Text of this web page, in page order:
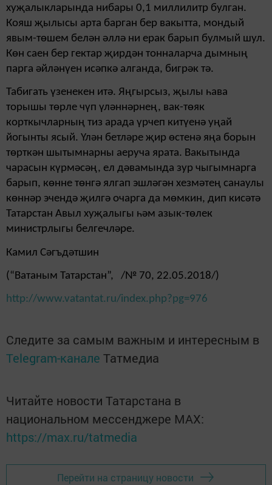
хуҗалык­ларында нибары 0,1 миллилитр булган.
Кояш җы­лысы арта барган бер вакытта, мондый
явым-төшем бе­лән әллә ни ерак барып булмый шул.
Көн саен бер гектар җирдән тонналарча дымның
парга әйләнүен исәпкә ал­ганда, бигрәк тә.
Табигать үзенекен итә. Яңгырсыз, җылы һава
торышы төрле чүп үләннәрнең, вак-төяк
корткычларның тиз арада үрчеп китүенә уңай
йогынты ясый. Үлән бетләре җир өстенә яңа борын
төрткән шытымнарны аеруча ярата. Вакытында
чарасын күрмәсәң, ел дәвамында зур чыгымнарга
барып, көнне төнгә ялгап эшләгән хезмә­тең санаулы
көннәр эчендә җил­гә очарга да мөмкин, дип ки­сәтә
Татарстан Авыл ху­җа­лыгы һәм азык-төлек
министрлыгы белгечләре.
Камил Сәгъдәтшин
(“Ватаным Татарстан”, /№ 70, 22.05.2018/)
http://www.vatantat.ru/index.php?pg=976
Следите за самым важным и интересным в
Telegram-канале Татмедиа
Читайте новости Татарстана в
национальном мессенджере MАХ:
https://max.ru/tatmedia
Перейти на страницу новости